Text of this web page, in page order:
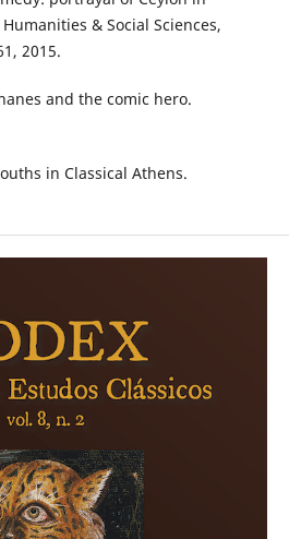
& Social Sciences,
2015.
and the comic hero.
in Classical Athens.